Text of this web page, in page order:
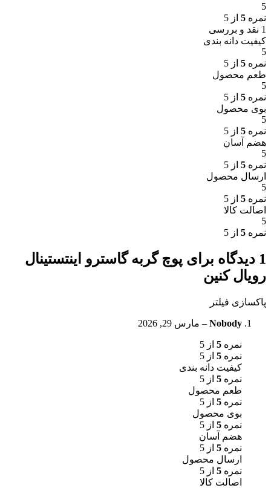
5
نمره 5 از 5
1 نقد و بررسی
کیفیت دانه بندی
5
نمره 5 از 5
طعم محصول
5
نمره 5 از 5
بوی محصول
5
نمره 5 از 5
هضم آسان
5
نمره 5 از 5
ارسال محصول
5
نمره 5 از 5
اصالت کالا
5
نمره 5 از 5
1 دیدگاه برای
پوچ گربه گاسترو اینتستینال
رویال کنین
پاکسازی فیلتر
Nobody
– مارس 29, 2026
نمره 5 از 5
نمره 5 از 5
کیفیت دانه بندی
نمره 5 از 5
طعم محصول
نمره 5 از 5
بوی محصول
نمره 5 از 5
هضم آسان
نمره 5 از 5
ارسال محصول
نمره 5 از 5
اصالت کالا